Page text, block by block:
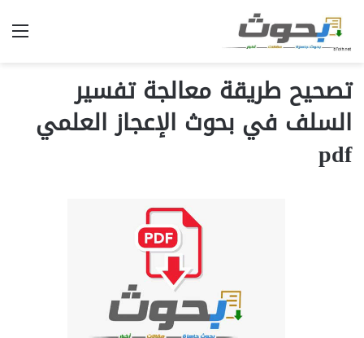
تصحيح طريقة معالجة تفسير
السلف في بحوث الإعجاز العلمي
pdf